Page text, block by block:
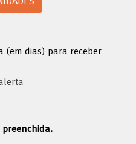
(em dias) para receber
preenchida.